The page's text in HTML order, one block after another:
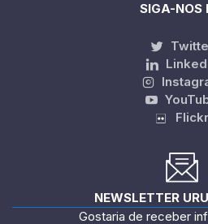
SIGA-NOS
Flickr
NEWSLETTER
Gostaria de receber